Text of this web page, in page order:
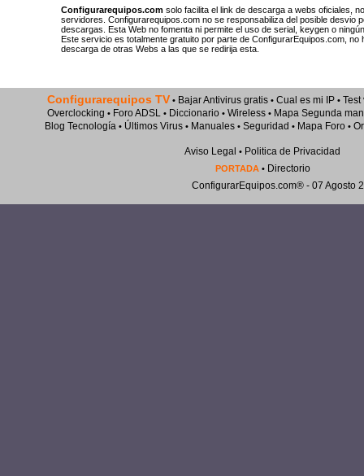
Configurarequipos.com solo facilita el link de descarga a webs oficiales,
servidores. Configurarequipos.com no se responsabiliza del posible desvio
descargas. Esta Web no fomenta ni permite el uso de serial, keygen o
Este servicio es totalmente gratuito por parte de ConfigurarEquipos.com,
descarga de otras Webs a las que se redirija esta.
Configurarequipos TV• Bajar Antivirus gratis• Cual es mi IP• Test
Overclocking • Foro ADSL • Diccionario• Wireless• Mapa Segunda
Blog Tecnología • Últimos Virus• Manuales• Seguridad • Mapa Foro•
Aviso Legal • Politica de Privacidad
PORTADA• Directorio
ConfigurarEquipos.com® - 07 Agosto